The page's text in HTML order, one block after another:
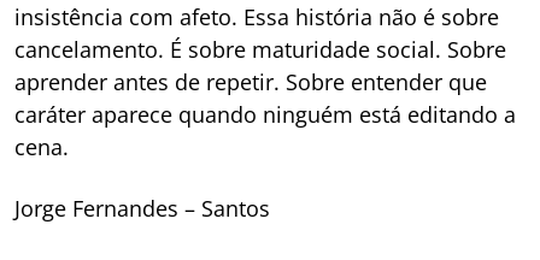
insistência com afeto. Essa história não é sobre
cancelamento. É sobre maturidade social. Sobre
aprender antes de repetir. Sobre entender que
caráter aparece quando ninguém está editando a
cena.
Jorge Fernandes – Santos